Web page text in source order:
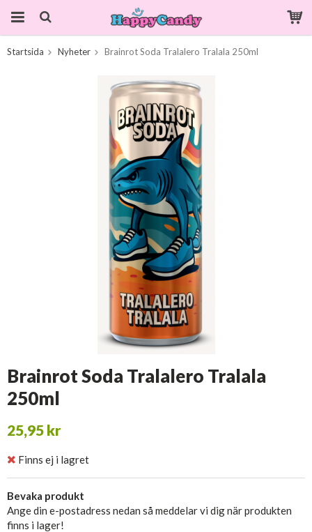
Startsida Nyheter Brainrot Soda Tralalero Tralala 250ml
Brainrot Soda Tralalero Tralala
250ml
25,95 kr
Finns ej i lagret
Bevaka produkt
Ange din e-postadress nedan så meddelar vi dig när produkten
finns i lager!